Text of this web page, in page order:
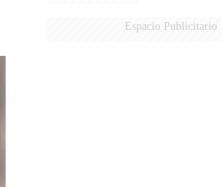
Espacio Publicitario